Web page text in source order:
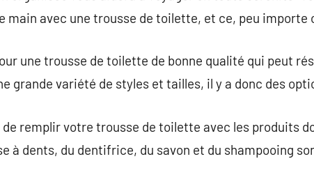
main avec une trousse de toilette, et ce, peu importe
une trousse de toilette de bonne qualité qui peut
grande variété de styles et tailles, il y a donc des
de remplir votre trousse de toilette avec les produits
à dents, du dentifrice, du savon et du shampooing